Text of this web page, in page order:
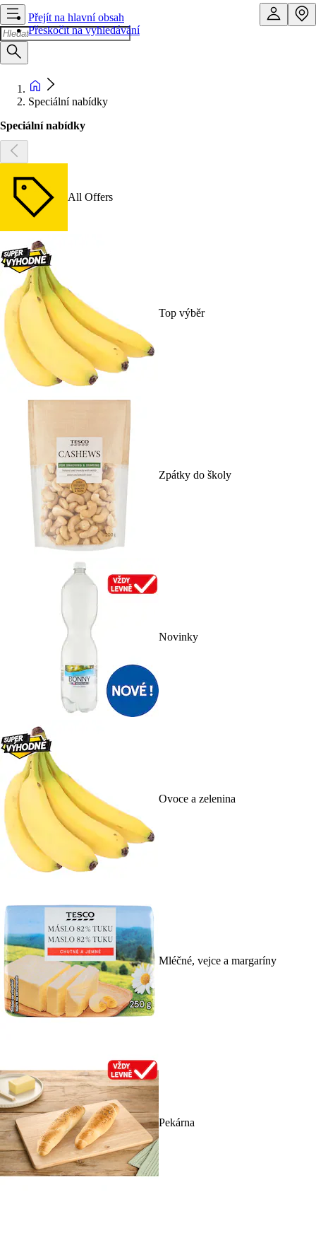
Přejít na hlavní obsah
Přeskočit na vyhledávání
Speciální nabídky
Speciální nabídky
All Offers
Top výběr
Zpátky do školy
Novinky
Ovoce a zelenina
Mléčné, vejce a margaríny
Pekárna